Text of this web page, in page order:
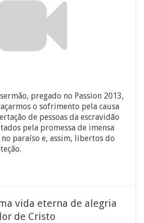
pregado no Passion 2013,
o sofrimento pela causa
de pessoas da escravidão
pela promessa de imensa
paraíso e, assim, libertos do
vida eterna de alegria
de Cristo